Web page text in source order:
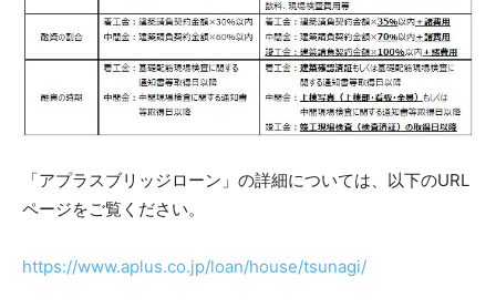
「アプラスブリッジローン」の詳細については、以下のURL
ページをご覧ください。
https://www.aplus.co.jp/loan/house/tsunagi/